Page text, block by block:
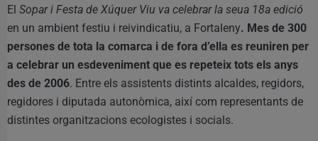
El Sopar i Festa de Xúquer Viu va celebrar la seua 18a edició
en un ambient festiu i reivindicatiu, a Fortaleny. Mes de 300
persones de tota la comarca i de fora d’ella es reuniren per
a celebrar un esdeveniment que es repeteix tots els anys
des de 2006. Entre els assistents distints alcaldes, regidors,
regidores i diputada autonòmica, així com representants de
distintes organitzacions ecologistes i socials.